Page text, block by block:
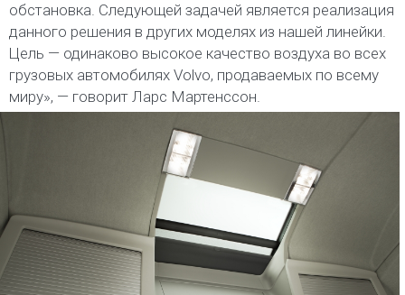
обстановка. Следующей задачей является реализация
данного решения в других моделях из нашей линейки.
Цель — одинаково высокое качество воздуха во всех
грузовых автомобилях Volvo, продаваемых по всему
миру», — говорит Ларс Мартенссон.